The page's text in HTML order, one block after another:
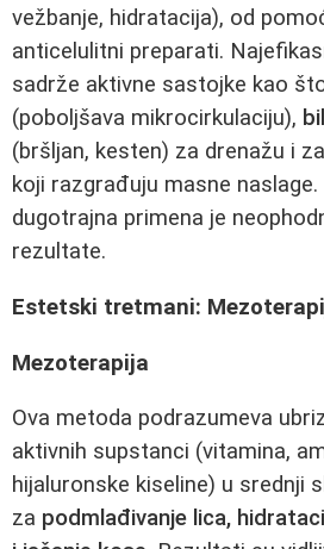
vežbanje, hidratacija), od
anticelulitni preparati.
sadrže aktivne sastojke kao
(poboljšava mikrocirkulaciju),
(bršljan, kesten) za drenažu i
koji razgrađuju masne naslage.
dugotrajna primena je
rezultate.
Estetski tretmani:
Mezoterapija
Ova metoda podrazumeva
aktivnih supstanci (vitamina,
hijaluronske kiseline) u srednji
za podmlađivanje lica,